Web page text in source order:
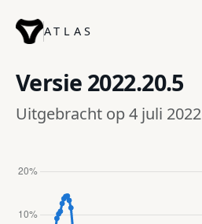
ATLAS
Versie 2022.20.5
Uitgebracht op 4 juli 2022